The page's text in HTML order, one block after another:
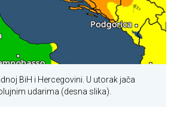
BiH i Hercegovini. U utorak jača
udarima (desna slika).